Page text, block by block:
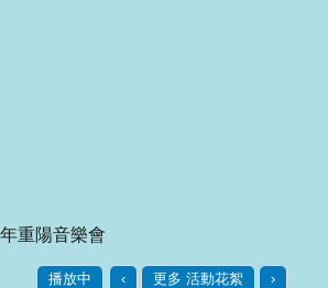
播放中 ‹ 更多 活動花絮 ›